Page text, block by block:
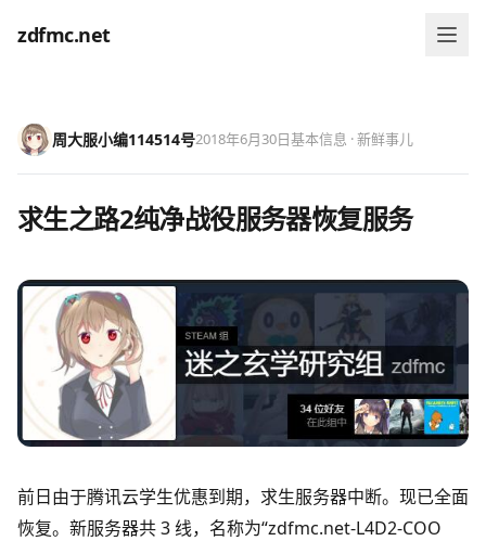
zdfmc.net
周大服小编114514号2018年6月30日基本信息 · 新鲜事儿
求生之路2纯净战役服务器恢复服务
前日由于腾讯云学生优惠到期，求生服务器中断。现已全面
恢复。新服务器共 3 线，名称为“zdfmc.net-L4D2-COO